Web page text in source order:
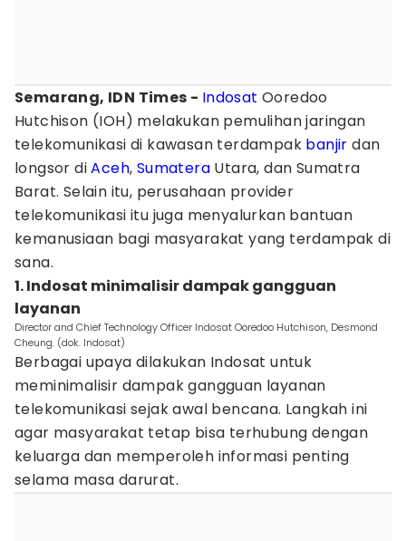
Semarang, IDN Times - Indosat Ooredoo
Hutchison (IOH) melakukan pemulihan jaringan
telekomunikasi di kawasan terdampak banjir dan
longsor diAceh, Sumatera Utara, dan Sumatra
Barat. Selain itu, perusahaan provider
telekomunikasi itu juga menyalurkan bantuan
kemanusiaan bagi masyarakat yang terdampak di
sana.
1. Indosat minimalisir dampak gangguan
layanan
Director and Chief Technology Officer Indosat Ooredoo Hutchison, Desmond
Cheung. (dok. Indosat)
Berbagai upaya dilakukan Indosat untuk
meminimalisir dampak gangguan layanan
telekomunikasi sejak awal bencana. Langkah ini
agar masyarakat tetap bisa terhubung dengan
keluarga dan memperoleh informasi penting
selama masa darurat.